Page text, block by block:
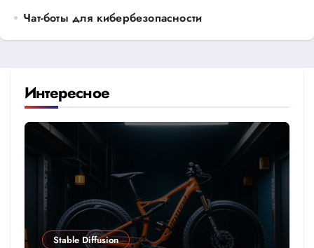
Чат-боты для кибербезопасности
Интересное
Stable Diffusion